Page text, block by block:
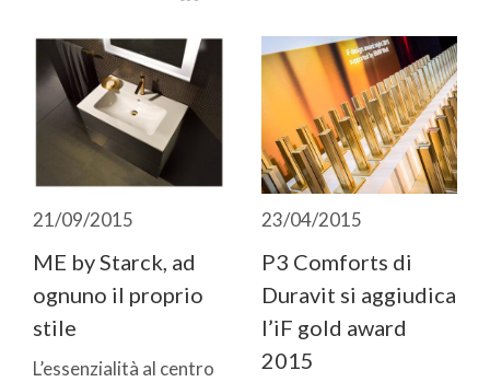
21/09/2015
ME by Starck, ad
ognuno il proprio
stile
L’essenzialità al centro
23/04/2015
P3 Comforts di
Duravit si aggiudica
l’iF gold award
2015